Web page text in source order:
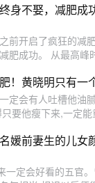
身不娶，减肥成
前开启了疯狂的减
肥成功。 从最高峰
！黄晓明只有一
定会有人吐槽他油
要他瘦下来,一定能
媛前妻生的儿女
一定会好看的五官